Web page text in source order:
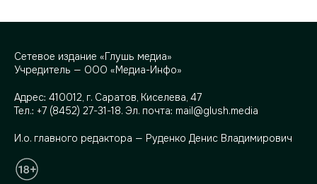
Сетевое издание «Глушь медиа»
Учредитель — ООО «Медиа-Инфо»
Адрес: 410012, г. Саратов, Киселева, 47
Тел.: +7 (8452) 27-31-18. Эл. почта: mail@glush.media
И.о. главного редактора — Руденко Денис Владимирович